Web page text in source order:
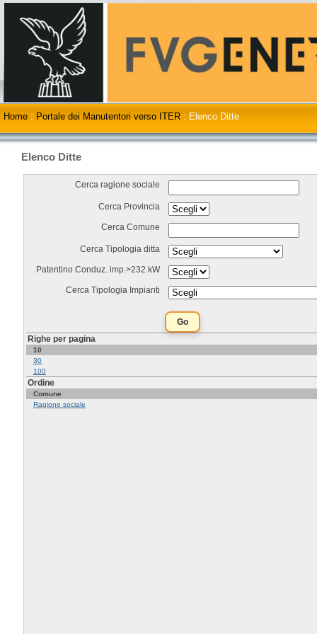
Home : Portale dei Manutentori verso ITER : Elenco Ditte
Elenco Ditte
Cerca ragione sociale
Cerca Provincia
Cerca Comune
Cerca Tipologia ditta
Patentino Conduz. imp.>232 kW
Cerca Tipologia Impianti
Righe per pagina
10
30
100
Ordine
Comune
Ragione sociale